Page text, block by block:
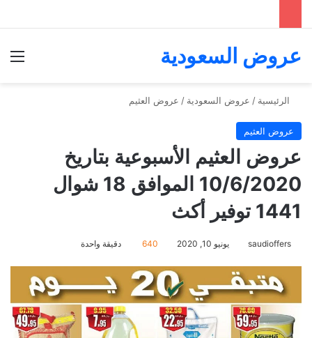
عروض السعودية
الرئيسية / عروض السعودية / عروض العثيم
عروض العثيم
عروض العثيم الأسبوعية بتاريخ
10/6/2020 الموافق 18 شوال
1441 توفير أكث
saudioffers يونيو 10, 2020 640 دقيقة واحدة